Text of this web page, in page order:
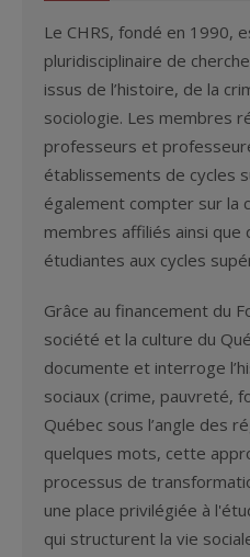
Le CHRS, fondé en 1990,
pluridisciplinaire de
issus de l’histoire, de la
sociologie. Les membres
professeurs et
établissements de cycles
également compter sur la
membres affiliés ainsi
étudiantes aux cycles
Grâce au financement du
société et la culture du
documente et interroge
sociaux (crime, pauvreté,
Québec sous l’angle des
quelques mots, cette
processus de
une place privilégiée à
qui structurent la vie